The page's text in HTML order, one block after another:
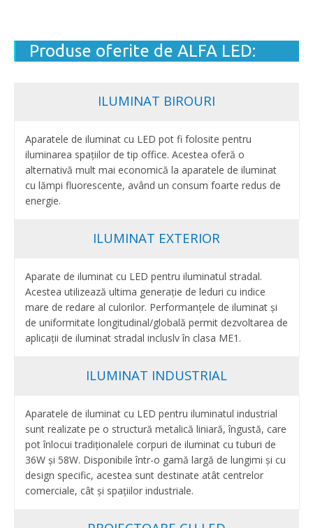
Produse oferite de ALFA LED:
ILUMINAT BIROURI
Aparatele de iluminat cu LED pot fi folosite pentru
iluminarea spațiilor de tip office. Acestea oferă o
alternativă mult mai economică la aparatele de iluminat
cu lămpi fluorescente, având un consum foarte redus de
energie.
ILUMINAT EXTERIOR
Aparate de iluminat cu LED pentru iluminatul stradal.
Acestea utilizează ultima generație de leduri cu indice
mare de redare al culorilor. Performanțele de iluminat și
de uniformitate longitudinal/globală permit dezvoltarea de
aplicații de iluminat stradal incluslv în clasa ME1.
ILUMINAT INDUSTRIAL
Aparatele de iluminat cu LED pentru iluminatul industrial
sunt realizate pe o structură metalică liniară, îngustă, care
pot înlocui tradiționalele corpuri de iluminat cu tuburi de
36W și 58W. Disponibile într-o gamă largă de lungimi și cu
design specific, acestea sunt destinate atât centrelor
comerciale, cât și spațiilor industriale.